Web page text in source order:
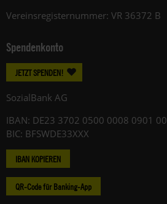
Vereinsregisternummer: VR 36372 B
Spendenkonto
JETZT SPENDEN!
SozialBank AG
IBAN: DE23 3702 0500 0008 0901 00
BIC: BFSWDE33XXX
IBAN KOPIEREN
QR-Code für Banking-App